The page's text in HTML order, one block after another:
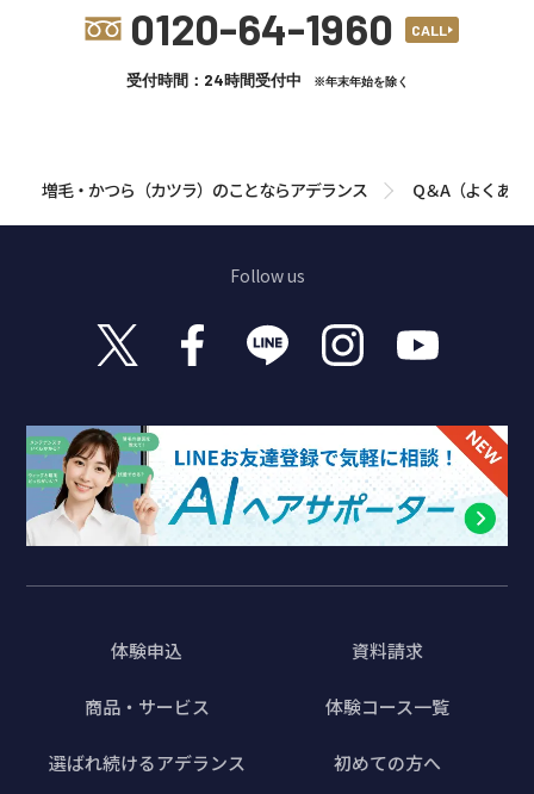
0120-64-1960 CALL
受付時間：24時間受付中 ※年末年始を除く
増毛・かつら（カツラ）のことならアデランス Q＆A（よくある
Follow us
体験申込 資料請求
商品・サービス 体験コース一覧
選ばれ続けるアデランス 初めての方へ